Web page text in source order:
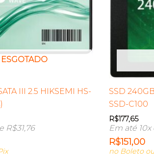
ESGOTADO
III 2.5 HIKSEMI HS-
R$31,76
SSD
SSD-C100
R$177,65
Em até 10x
R$151,00
no Boleto